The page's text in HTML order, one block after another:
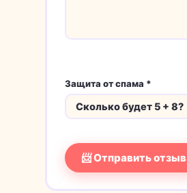
Защита от спама *
Сколько будет 5 + 8?
📨 Отправить отзыв